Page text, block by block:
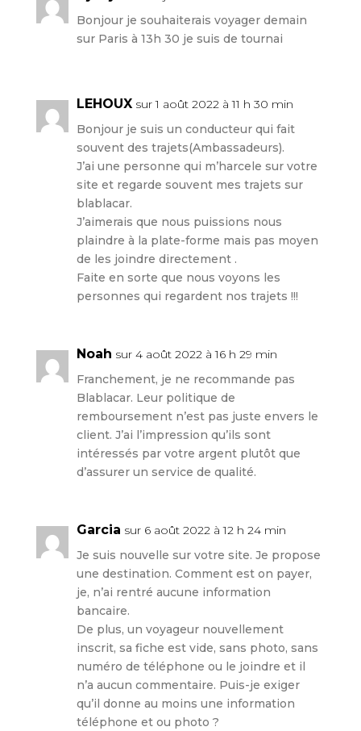
Bonjour je souhaiterais voyager demain
sur Paris à 13h 30 je suis de tournai
LEHOUX sur 1 août 2022 à 11 h 30 min
Bonjour je suis un conducteur qui fait
souvent des trajets(Ambassadeurs).
J’ai une personne qui m’harcele sur votre
site et regarde souvent mes trajets sur
blablacar.
J’aimerais que nous puissions nous
plaindre à la plate-forme mais pas moyen
de les joindre directement .
Faite en sorte que nous voyons les
personnes qui regardent nos trajets !!!
Noah sur 4 août 2022 à 16 h 29 min
Franchement, je ne recommande pas
Blablacar. Leur politique de
remboursement n’est pas juste envers le
client. J’ai l’impression qu’ils sont
intéressés par votre argent plutôt que
d’assurer un service de qualité.
Garcia sur 6 août 2022 à 12 h 24 min
Je suis nouvelle sur votre site. Je propose
une destination. Comment est on payer,
je, n’ai rentré aucune information
bancaire.
De plus, un voyageur nouvellement
inscrit, sa fiche est vide, sans photo, sans
numéro de téléphone ou le joindre et il
n’a aucun commentaire. Puis-je exiger
qu’il donne au moins une information
téléphone et ou photo ?